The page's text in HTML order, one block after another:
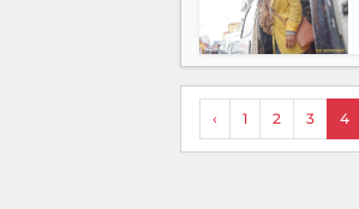
‹ 1 2 3 4